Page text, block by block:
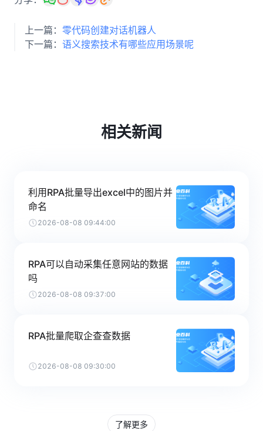
上一篇： 零代码创建对话机器人
下一篇： 语义搜索技术有哪些应用场景呢
相关新闻
利用RPA批量导出excel中的图片并
命名
2026-08-08 09:44:00
RPA可以自动采集任意网站的数据
吗
2026-08-08 09:37:00
RPA批量爬取企查查数据
2026-08-08 09:30:00
了解更多